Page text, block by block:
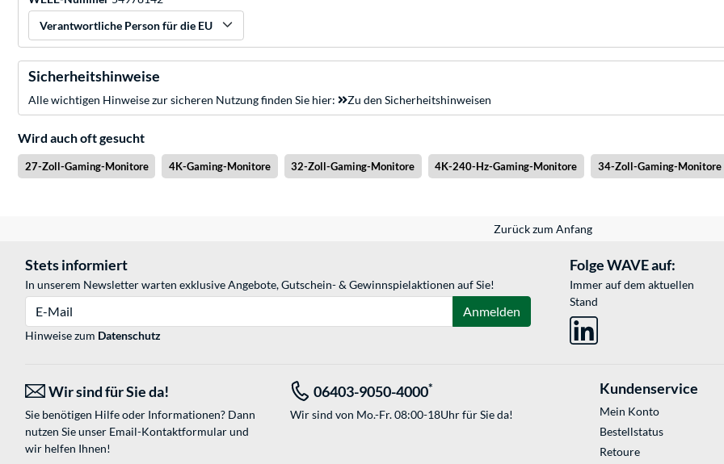
Verantwortliche Person für die EU
Sicherheitshinweise
Alle wichtigen Hinweise zur sicheren Nutzung finden Sie hier: Zu den Sicherheitshinweisen
Wird auch oft gesucht
27-Zoll-Gaming-Monitore 4K-Gaming-Monitore 32-Zoll-Gaming-Monitore 4K-240-Hz-Gaming-Monitore 34-Zoll-Gaming-Monitore
Zurück zum Anfang
Stets informiert
In unserem Newsletter warten exklusive Angebote, Gutschein- & Gewinnspielaktionen auf Sie!
Anmelden
Hinweise zum Datenschutz
Folge WAVE auf:
Immer auf dem aktuellen
Stand
Wir sind für Sie da!
Sie benötigen Hilfe oder Informationen? Dann
nutzen Sie unser Email-Kontaktformularund
wir helfen Ihnen!
06403-9050-4000*
Wir sind von Mo.-Fr. 08:00-18Uhr für Sie da!
Kundenservice
Mein Konto
Bestellstatus
Retoure